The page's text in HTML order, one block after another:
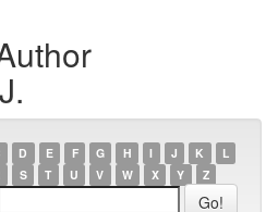
D E F G H I J K
L
S T U V W X Y Z